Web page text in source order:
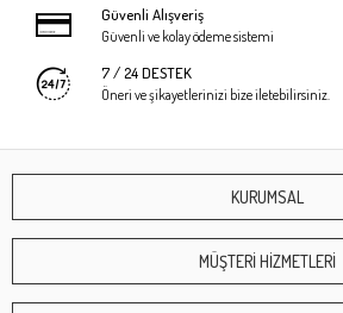
Güvenli Alışveriş
Güvenli ve kolay ödeme sistemi
7 / 24 DESTEK
Öneri ve şikayetlerinizi bize iletebilirsiniz.
KURUMSAL
MÜŞTERİ HİZMETLERİ